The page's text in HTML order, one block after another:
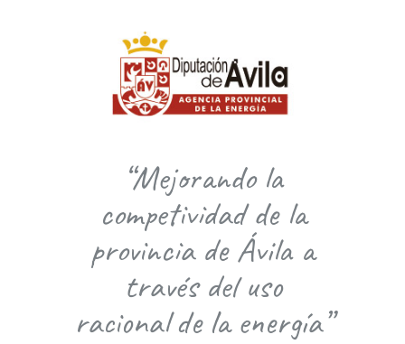
“Mejorando la
competividad de la
provincia de Ávila a
través del uso
racional de la energía”